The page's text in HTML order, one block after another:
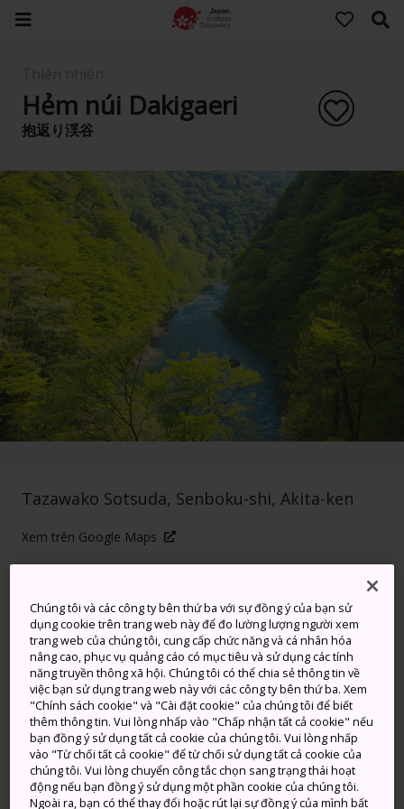
Hẻm núi Dakigaeri
抱返り渓谷
Tazawako Sotsuda, Senboku-shi, Akita-ken
Xem trên Google Maps
TỪ KHÓA BẢN ĐỒ
Làn nước trong xanh chảy
trong núi và những cánh rừng
nguyên sinh tươi tốt trong một
khe núi ngoạn mục
Chúng tôi và các công ty bên thứ ba với sự đồng ý của bạn sử
dụng cookie trên trang web này để đo lường lượng người xem
trang web của chúng tôi, cung cấp chức năng và cá nhân hóa
nâng cao, phục vụ quảng cáo có mục tiêu và sử dụng các tính
năng truyền thông xã hội. Chúng tôi có thể chia sẻ thông tin về
việc bạn sử dụng trang web này với các công ty bên thứ ba. Xem
"Chính sách cookie" và "Cài đặt cookie" của chúng tôi để biết
thêm thông tin. Vui lòng nhấp vào "Chấp nhận tất cả cookie" nếu
bạn đồng ý sử dụng tất cả cookie của chúng tôi. Vui lòng nhấp
vào "Từ chối tất cả cookie" để từ chối sử dụng tất cả cookie của
chúng tôi. Vui lòng chuyển công tắc chọn sang trạng thái hoạt
động nếu bạn đồng ý sử dụng một phần cookie của chúng tôi.
Ngoài ra, bạn có thể thay đổi hoặc rút lại sự đồng ý của mình bất